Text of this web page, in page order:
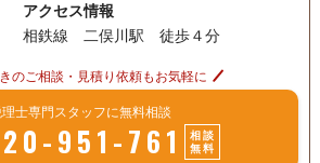
アクセス情報
相鉄線 二俣川駅 徒歩４分
のご相談・見積り依頼もお気軽に
士専門スタッフに無料相談
951-761
相談
無料